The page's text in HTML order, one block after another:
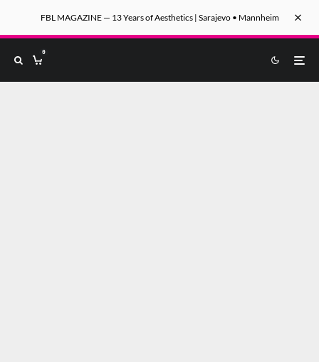
FBL MAGAZINE — 13 Years of Aesthetics | Sarajevo • Mannheim
0